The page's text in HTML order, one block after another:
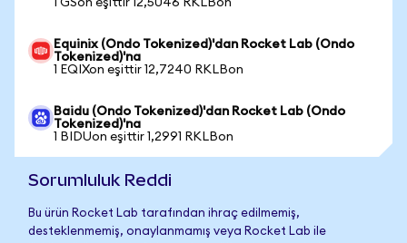
1 GSon eşittir 12,5046 RKLBon
Equinix (Ondo Tokenized)'dan Rocket Lab (Ondo
Tokenized)'na
1 EQIXon eşittir 12,7240 RKLBon
Baidu (Ondo Tokenized)'dan Rocket Lab (Ondo
Tokenized)'na
1 BIDUon eşittir 1,2991 RKLBon
Sorumluluk Reddi
Bu ürün Rocket Lab tarafından ihraç edilmemiş,
desteklenmemiş, onaylanmamış veya Rocket Lab ile